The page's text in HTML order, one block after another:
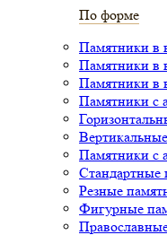
По форме
Памятники в
Памятники в
Памятники в
Памятники с
Памятники с
Стандартные
Резные
Фигурные